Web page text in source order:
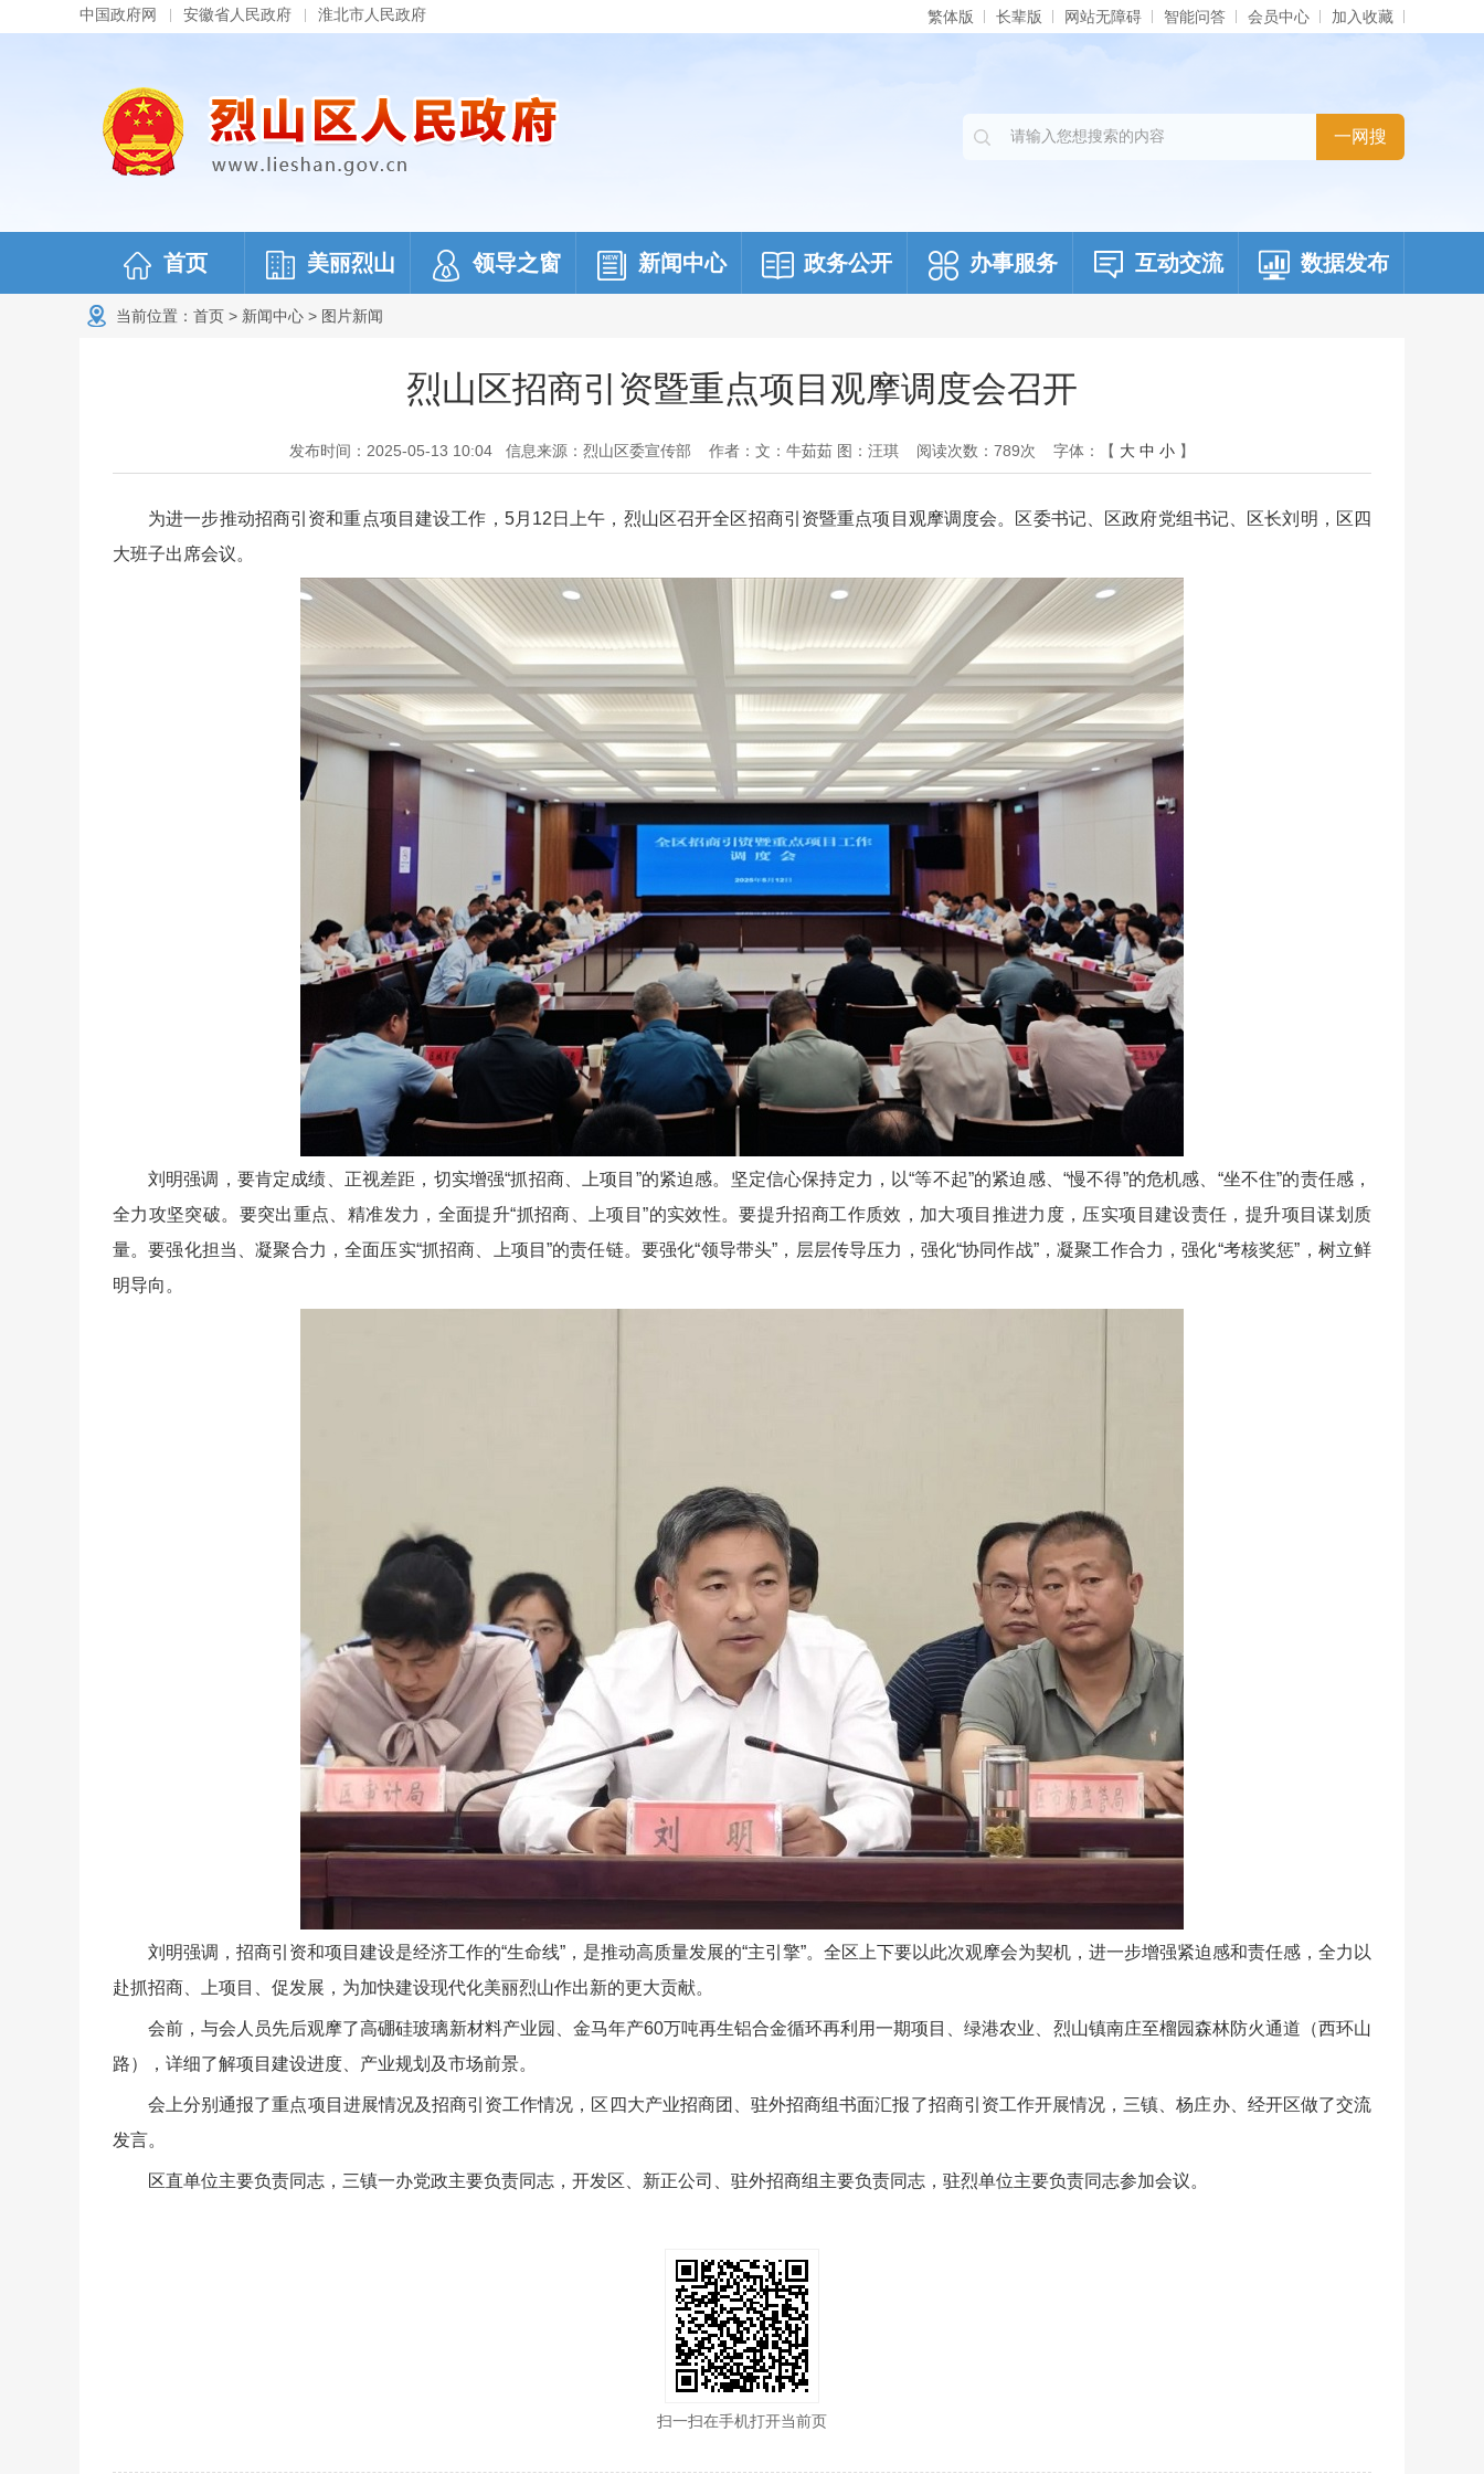
中国政府网 安徽省人民政府 淮北市人民政府 繁体版 长辈版 网站无障碍 智能问答 会员中心 加入收藏
首页 美丽烈山 领导之窗 新闻中心 政务公开 办事服务 互动交流 数据发布
当前位置： 首页 > 新闻中心 > 图片新闻
烈山区招商引资暨重点项目观摩调度会召开
发布时间：2025-05-13 10:04 信息来源：烈山区委宣传部 作者：文：牛茹茹 图：汪琪 阅读次数： 789次 字体：【 大 中 小 】
为进一步推动招商引资和重点项目建设工作，5月12日上午，烈山区召开全区招商引资暨重点项目观摩调度会。区委书记、区政府党组书记、区长刘明，区四
大班子出席会议。
刘明强调，要肯定成绩、正视差距，切实增强“抓招商、上项目”的紧迫感。坚定信心保持定力，以“等不起”的紧迫感、“慢不得”的危机感、“坐不住”的责任感，
全力攻坚突破。要突出重点、精准发力，全面提升“抓招商、上项目”的实效性。要提升招商工作质效，加大项目推进力度，压实项目建设责任，提升项目谋划质
量。要强化担当、凝聚合力，全面压实“抓招商、上项目”的责任链。要强化“领导带头”，层层传导压力，强化“协同作战”，凝聚工作合力，强化“考核奖惩”，树立鲜
明导向。
刘明强调，招商引资和项目建设是经济工作的“生命线”，是推动高质量发展的“主引擎”。全区上下要以此次观摩会为契机，进一步增强紧迫感和责任感，全力以
赴抓招商、上项目、促发展，为加快建设现代化美丽烈山作出新的更大贡献。
会前，与会人员先后观摩了高硼硅玻璃新材料产业园、金马年产60万吨再生铝合金循环再利用一期项目、绿港农业、烈山镇南庄至榴园森林防火通道（西环山
路），详细了解项目建设进度、产业规划及市场前景。
会上分别通报了重点项目进展情况及招商引资工作情况，区四大产业招商团、驻外招商组书面汇报了招商引资工作开展情况，三镇、杨庄办、经开区做了交流
发言。
区直单位主要负责同志，三镇一办党政主要负责同志，开发区、新正公司、驻外招商组主要负责同志，驻烈单位主要负责同志参加会议。
扫一扫在手机打开当前页